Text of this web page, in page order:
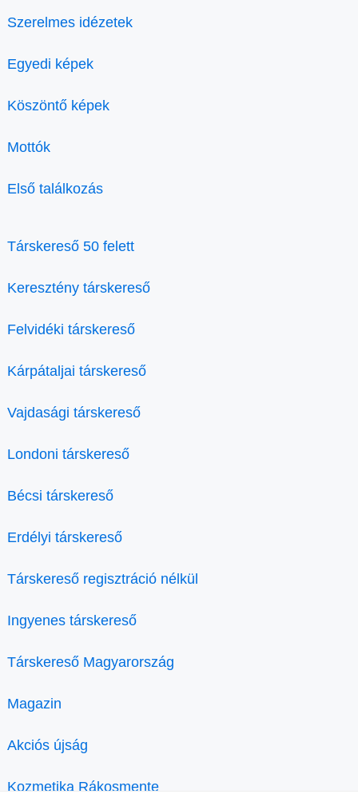
Szerelmes idézetek
Egyedi képek
Köszöntő képek
Mottók
Első találkozás
Társkereső 50 felett
Keresztény társkereső
Felvidéki társkereső
Kárpátaljai társkereső
Vajdasági társkereső
Londoni társkereső
Bécsi társkereső
Erdélyi társkereső
Társkereső regisztráció nélkül
Ingyenes társkereső
Társkereső Magyarország
Magazin
Akciós újság
Kozmetika Rákosmente